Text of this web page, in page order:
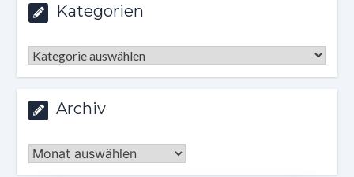
Kategorien
Kategorien
Archiv
Archiv